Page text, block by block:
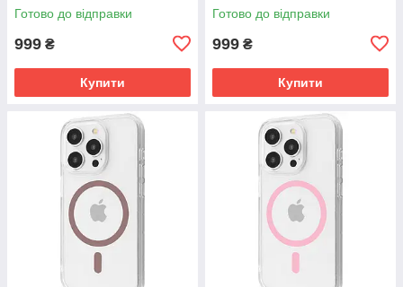
Готово до відправки
999 ₴
Купити
Готово до відправки
999 ₴
Купити